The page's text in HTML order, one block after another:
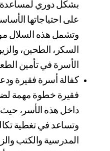
الأسرة في تأمين الطعام.